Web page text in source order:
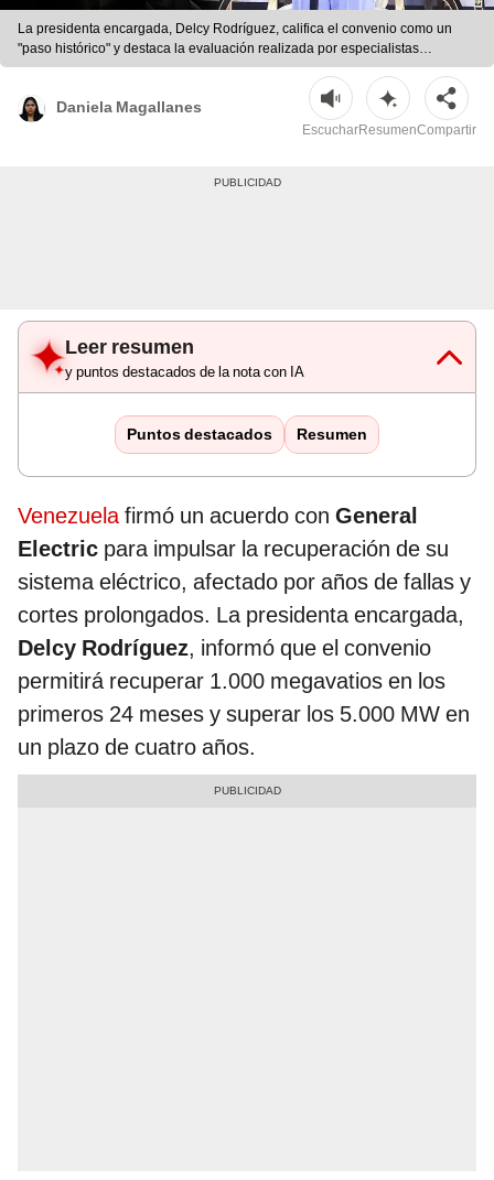
La presidenta encargada, Delcy Rodríguez, califica el convenio como un
"paso histórico" y destaca la evaluación realizada por especialistas
estadounidenses
Daniela Magallanes
EscucharResumenCompartir
Leer resumen
y puntos destacados de la nota con IA
Puntos destacados Resumen
Venezuelafirmó un acuerdo con General
Electric para impulsar la recuperación de su
sistema eléctrico, afectado por años de fallas y
cortes prolongados. La presidenta encargada,
Delcy Rodríguez, informó que el convenio
permitirá recuperar 1.000 megavatios en los
primeros 24 meses y superar los 5.000 MW en
un plazo de cuatro años.